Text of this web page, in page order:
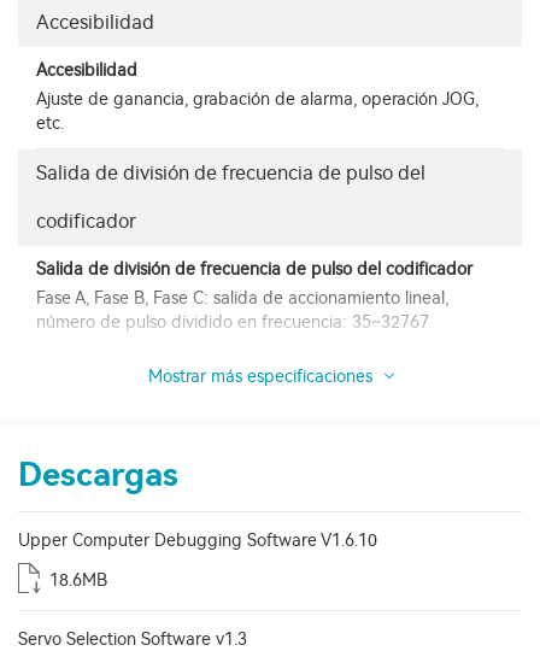
Accesibilidad
Accesibilidad
Ajuste de ganancia, grabación de alarma, operación JOG,
etc.
Salida de división de frecuencia de pulso del
codificador
Salida de división de frecuencia de pulso del codificador
Fase A, Fase B, Fase C: salida de accionamiento lineal,
número de pulso dividido en frecuencia: 35~32767
Mostrar más especificaciones
Descargas
Upper Computer Debugging Software V1.6.10
18.6MB
Servo Selection Software v1.3